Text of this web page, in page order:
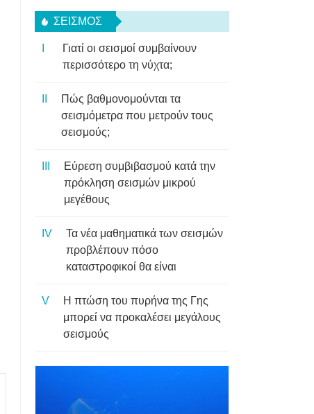
ΣΕΙΣΜΌΣ
Γιατί οι σεισμοί συμβαίνουν
περισσότερο τη νύχτα;
Πώς βαθμονομούνται τα
σεισμόμετρα που μετρούν τους
σεισμούς;
Εύρεση συμβιβασμού κατά την
πρόκληση σεισμών μικρού
μεγέθους
Τα νέα μαθηματικά των σεισμών
προβλέπουν πόσο
καταστροφικοί θα είναι
Η πτώση του πυρήνα της Γης
μπορεί να προκαλέσει μεγάλους
σεισμούς